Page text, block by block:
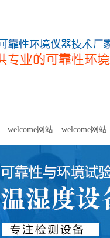
welcome网站 welcome网站